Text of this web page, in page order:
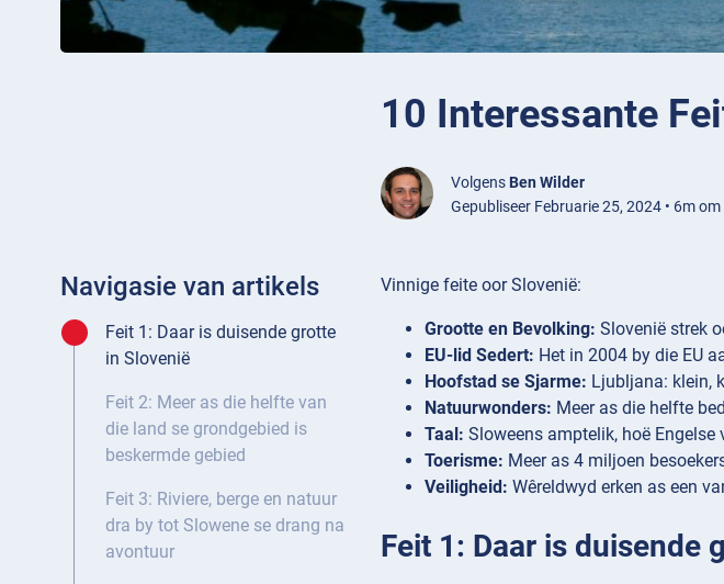
10 Interessante
Volgens Ben Wilder
Gepubliseer Februarie 25, 2024 • 6m om
Navigasie van artikels
Feit 1: Daar is duisende grotte
in Slovenië
Feit 2: Meer as die helfte van
die land se grondgebied is
beskermde gebied
Feit 3: Riviere, berge en natuur
dra by tot Slowene se drang na
avontuur
Vinnige feite oor Slovenië:
Grootte en Bevolking: Slovenië strek
EU-lid Sedert: Het in 2004 by die EU
Hoofstad se Sjarme: Ljubljana: klein,
Natuurwonders: Meer as die helfte
Taal: Sloweens amptelik, hoë Engelse
Toerisme: Meer as 4 miljoen
Veiligheid: Wêreldwyd erken as een
Feit 1: Daar is duisende